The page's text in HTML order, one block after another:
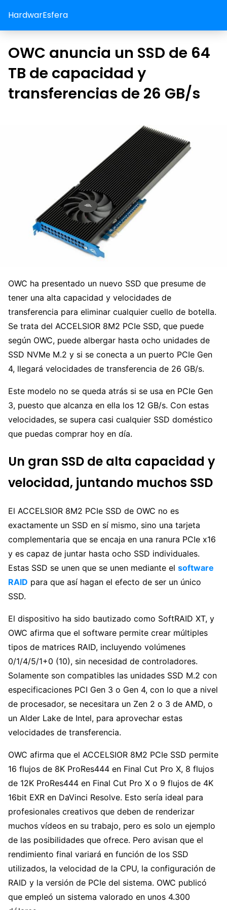
HardwarEsfera
OWC anuncia un SSD de 64
TB de capacidad y
transferencias de 26 GB/s
OWC ha presentado un nuevo SSD que presume de
tener una alta capacidad y velocidades de
transferencia para eliminar cualquier cuello de botella.
Se trata del ACCELSIOR 8M2 PCIe SSD, que puede
según OWC, puede albergar hasta ocho unidades de
SSD NVMe M.2 y si se conecta a un puerto PCIe Gen
4, llegará velocidades de transferencia de 26 GB/s.
Este modelo no se queda atrás si se usa en PCIe Gen
3, puesto que alcanza en ella los 12 GB/s. Con estas
velocidades, se supera casi cualquier SSD doméstico
que puedas comprar hoy en día.
Un gran SSD de alta capacidad y
velocidad, juntando muchos SSD
El ACCELSIOR 8M2 PCIe SSD de OWC no es
exactamente un SSD en sí mismo, sino una tarjeta
complementaria que se encaja en una ranura PCIe x16
y es capaz de juntar hasta ocho SSD individuales.
Estas SSD se unen que se unen mediante el software
RAID para que así hagan el efecto de ser un único
SSD.
El dispositivo ha sido bautizado como SoftRAID XT, y
OWC afirma que el software permite crear múltiples
tipos de matrices RAID, incluyendo volúmenes
0/1/4/5/1+0 (10), sin necesidad de controladores.
Solamente son compatibles las unidades SSD M.2 con
especificaciones PCI Gen 3 o Gen 4, con lo que a nivel
de procesador, se necesitara un Zen 2 o 3 de AMD, o
un Alder Lake de Intel, para aprovechar estas
velocidades de transferencia.
OWC afirma que el ACCELSIOR 8M2 PCIe SSD permite
16 flujos de 8K ProRes444 en Final Cut Pro X, 8 flujos
de 12K ProRes444 en Final Cut Pro X o 9 flujos de 4K
16bit EXR en DaVinci Resolve. Esto sería ideal para
profesionales creativos que deben de renderizar
muchos vídeos en su trabajo, pero es solo un ejemplo
de las posibilidades que ofrece. Pero avisan que el
rendimiento final variará en función de los SSD
utilizados, la velocidad de la CPU, la configuración de
RAID y la versión de PCIe del sistema. OWC publicó
que empleó un sistema valorado en unos 4.300